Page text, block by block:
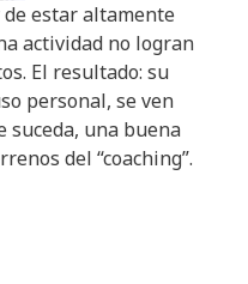
de estar altamente
actividad no logran
El resultado: su
personal, se ven
suceda, una buena
del “coaching”.